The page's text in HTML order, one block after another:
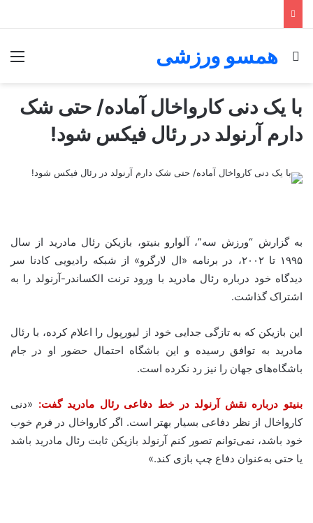
همسو ورزشی
جستجو برای
با یک دنی کارواخال آماده/ حتی شک
دارم آرنولد در رئال فیکس شود!
به گزارش “ورزش سه”، آلوارو بنیتو، بازیکن رئال مادرید از سال
۱۹۹۵ تا ۲۰۰۲، در برنامه «ال لارگرو» از شبکه رادیویی کادنا سر
دیدگاه خود درباره رئال مادرید با ورود ترنت الکساندر-آرنولد را به
اشتراک گذاشت.
این بازیکن که به تازگی جدایی خود از لیورپول را اعلام کرده، با رئال
مادرید به توافق رسیده و این باشگاه احتمال حضور او در جام
باشگاه‌های جهان را نیز رد نکرده است.
بنیتو درباره نقش آرنولد در خط دفاعی رئال مادرید گفت: «دنی
کارواخال از نظر دفاعی بسیار بهتر است. اگر کارواخال در فرم خوب
خود باشد، نمی‌توانم تصور کنم آرنولد بازیکن ثابت رئال مادرید باشد
یا حتی به‌عنوان دفاع چپ بازی کند.»